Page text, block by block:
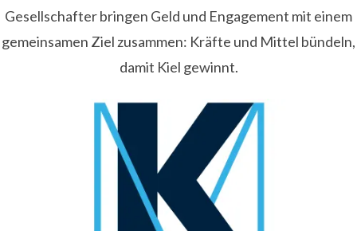
Gesellschafter bringen Geld und Engagement mit einem
gemeinsamen Ziel zusammen: Kräfte und Mittel bündeln,
damit Kiel gewinnt.